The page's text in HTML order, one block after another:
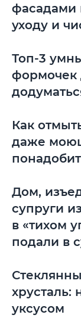
фасадами
уходу и
Топ-3
формочек
Как
даже
Дом,
супруги
в «тихом
подали в
уксусом